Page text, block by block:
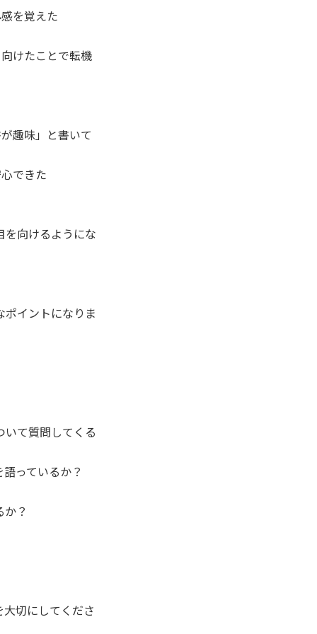
を覚えた
けたことで転機
趣味」と書いて
できた
を向けるようにな
イントになりま
いて質問してくる
っているか？
？
切にしてくださ